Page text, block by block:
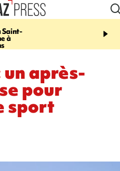
Saint-
à
11:57
Le
Papang a repris du
après-
pour
sport